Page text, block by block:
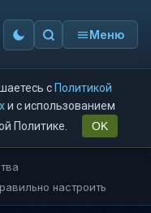
Меню
с Политикой
и с использованием
Политике.
OK
настроить